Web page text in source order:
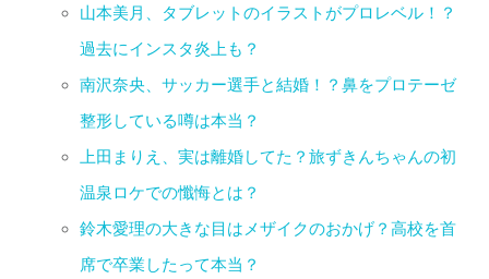
山本美月、タブレットのイラストがプロレベル！？
過去にインスタ炎上も？
南沢奈央、サッカー選手と結婚！？鼻をプロテーゼ
整形している噂は本当？
上田まりえ、実は離婚してた？旅ずきんちゃんの初
温泉ロケでの懺悔とは？
鈴木愛理の大きな目はメザイクのおかげ？高校を首
席で卒業したって本当？